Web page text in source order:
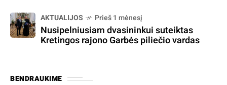
AKTUALIJOS Prieš 1 mėnesį
Nusipelniusiam dvasininkui suteiktas
Kretingos rajono Garbės piliečio vardas
BENDRAUKIME